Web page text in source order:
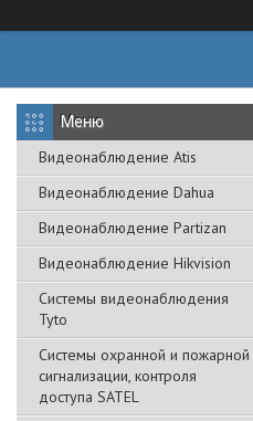
Видеонаблюдение Atis
Видеонаблюдение Dahua
Видеонаблюдение Partizan
Видеонаблюдение Hikvision
Системы видеонаблюдения
Tyto
Cистемы охранной и пожарной
сигнализации, контроля
доступа SATEL